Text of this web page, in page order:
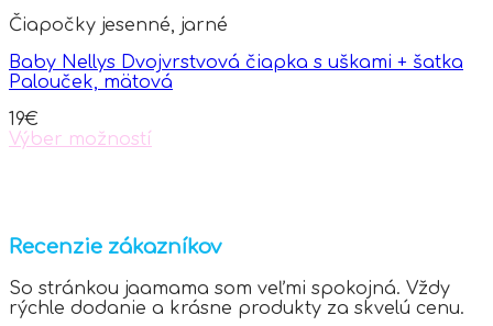
The
may
be
on
the
Čiapočky jesenné, jarné
Baby Nellys Dvojvrstvová čiapka s uškami + šatka
Palouček, mätová
19€
Výber možností
variants.
The
options
may
be
Recenzie zákazníkov
So stránkou jaamama som veľmi spokojná. Vždy
rýchle dodanie a krásne produkty za skvelú cenu.